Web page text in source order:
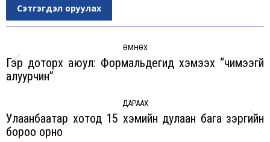
Сэтгэгдэл оруулах
navigation
ӨМНӨХ
Previous
Гэр доторх аюул: Формальдегид хэмээх “чимээгүй
алуурчин”
ДАРААХ
Next
Улаанбаатар хотод 15 хэмийн дулаан бага зэргийн
бороо орно